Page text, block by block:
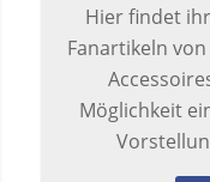
Hier findet
Fanartikeln
Möglichkeit